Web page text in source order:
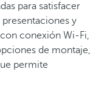
para satisfacer
y
conexión Wi-Fi,
de montaje,
permite